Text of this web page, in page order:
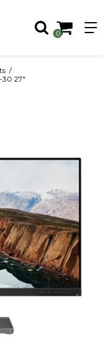
0
/
30 27"